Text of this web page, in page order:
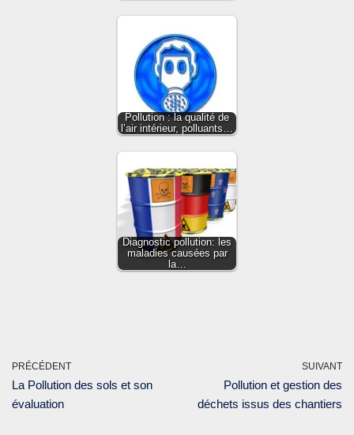
Pollution : la qualité de
l’air intérieur, polluants…
Diagnostic pollution: les
maladies causées par
la…
PRÉCÉDENT
La Pollution des sols et son
évaluation
SUIVANT
Pollution et gestion des
déchets issus des chantiers